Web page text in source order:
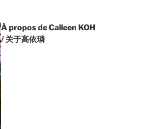
À propos de Calleen KOH
/ 关于高依璘